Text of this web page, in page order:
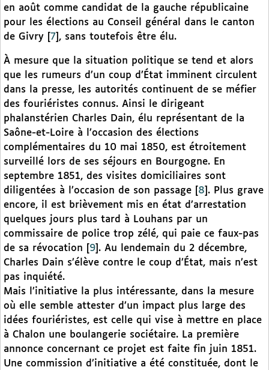
en août comme candidat de la gauche républicaine
pour les élections au Conseil général dans le canton
de Givry
7 , sans toutefois être élu.
À mesure que la situation politique se tend et alors
que les rumeurs d’un coup d’État imminent circulent
dans la presse, les autorités continuent de se méfier
des fouriéristes connus. Ainsi le dirigeant
phalanstérien Charles Dain, élu représentant de la
Saône-et-Loire à l’occasion des élections
complémentaires du 10 mai 1850, est étroitement
surveillé lors de ses séjours en Bourgogne. En
septembre 1851, des visites domiciliaires sont
diligentées à l’occasion de son passage
8 . Plus grave
encore, il est brièvement mis en état d’arrestation
quelques jours plus tard à Louhans par un
commissaire de police trop zélé, qui paie ce faux-pas
de sa révocation
9 . Au lendemain du 2 décembre,
Charles Dain s’élève contre le coup d’État, mais n’est
pas inquiété.
Mais l’initiative la plus intéressante, dans la mesure
où elle semble attester d’un impact plus large des
idées fouriéristes, est celle qui vise à mettre en place
à Chalon une boulangerie sociétaire. La première
annonce concernant ce projet est faite fin juin 1851.
Une commission d’initiative a été constituée, dont le